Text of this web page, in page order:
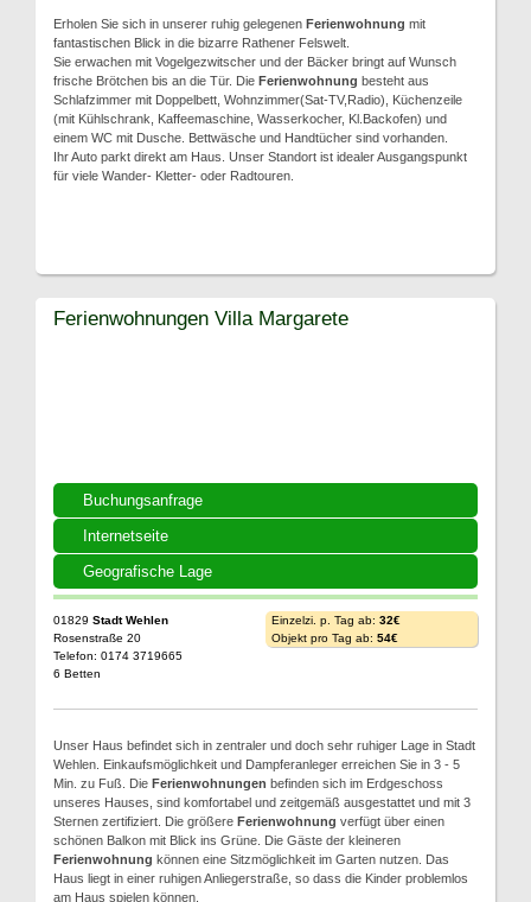
Erholen Sie sich in unserer ruhig gelegenen Ferienwohnung mit
fantastischen Blick in die bizarre Rathener Felswelt.
Sie erwachen mit Vogelgezwitscher und der Bäcker bringt auf Wunsch
frische Brötchen bis an die Tür. Die Ferienwohnung besteht aus
Schlafzimmer mit Doppelbett, Wohnzimmer(Sat-TV,Radio), Küchenzeile
(mit Kühlschrank, Kaffeemaschine, Wasserkocher, Kl.Backofen) und
einem WC mit Dusche. Bettwäsche und Handtücher sind vorhanden.
Ihr Auto parkt direkt am Haus. Unser Standort ist idealer Ausgangspunkt
für viele Wander- Kletter- oder Radtouren.
Buchungsanfrage
Internetseite
Geografische Lage
Ferienwohnungen Villa Margarete
01829 Stadt Wehlen
Rosenstraße 20
Telefon: 0174 3719665
6 Betten
Einzelzi. p. Tag ab: 32€
Objekt pro Tag ab: 54€
Unser Haus befindet sich in zentraler und doch sehr ruhiger Lage in Stadt
Wehlen. Einkaufsmöglichkeit und Dampferanleger erreichen Sie in 3 - 5
Min. zu Fuß. Die Ferienwohnungen befinden sich im Erdgeschoss
unseres Hauses, sind komfortabel und zeitgemäß ausgestattet und mit 3
Sternen zertifiziert. Die größere Ferienwohnung verfügt über einen
schönen Balkon mit Blick ins Grüne. Die Gäste der kleineren
Ferienwohnung können eine Sitzmöglichkeit im Garten nutzen. Das
Haus liegt in einer ruhigen Anliegerstraße, so dass die Kinder problemlos
am Haus spielen können.